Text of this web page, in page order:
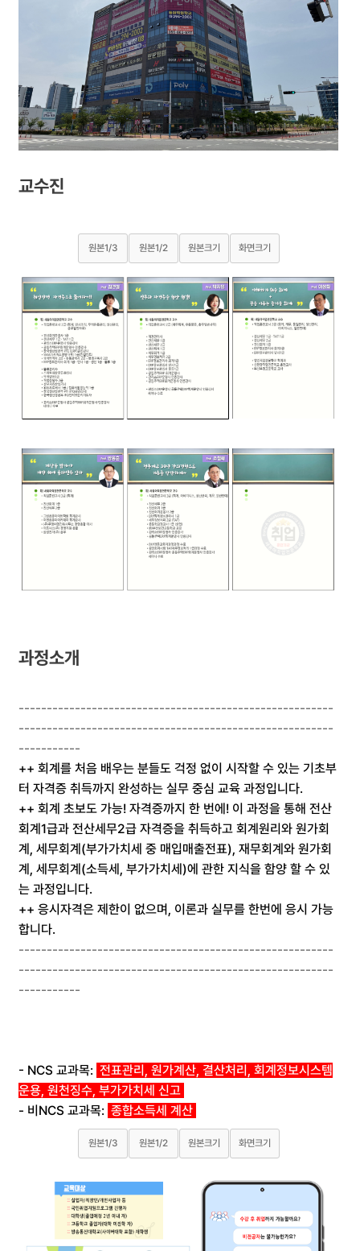
교수진
원본1/3 원본1/2 원본크기 화면크기
과정소개
--------------------------------------------------------
--------------------------------------------------------
-----------
++ 회계를 처음 배우는 분들도 걱정 없이 시작할 수 있는 기초부
터 자격증 취득까지 완성하는 실무 중심 교육 과정입니다.
++ 회계 초보도 가능! 자격증까지 한 번에! 이 과정을 통해 전산
회계1급과 전산세무2급 자격증을 취득하고 회계원리와 원가회
계, 세무회계(부가가치세 중 매입매출전표), 재무회계와 원가회
계, 세무회계(소득세, 부가가치세)에 관한 지식을 함양 할 수 있
는 과정입니다.
++ 응시자격은 제한이 없으며, 이론과 실무를 한번에 응시 가능
합니다.
--------------------------------------------------------
--------------------------------------------------------
-----------
- NCS 교과목: 전표관리, 원가계산, 결산처리, 회계정보시스템
운용, 원천징수, 부가가치세 신고
- 비NCS 교과목: 종합소득세 계산
원본1/3 원본1/2 원본크기 화면크기